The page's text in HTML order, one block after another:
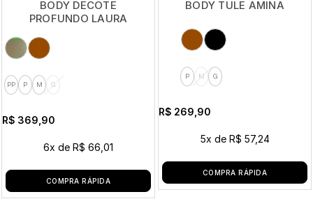
BODY DECOTE
PROFUNDO LAURA
PP P M G
R$ 369,90
6x de R$ 66,01
COMPRA RÁPIDA
BODY TULE AMINA
P M G
R$ 269,90
5x de R$ 57,24
COMPRA RÁPIDA